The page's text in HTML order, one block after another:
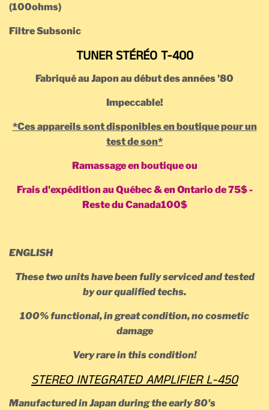
(100ohms)
Filtre Subsonic
TUNER STÉRÉO T-400
Fabriqué au Japon au début des années '80
Impeccable!
*Ces appareils sont disponibles en boutique pour un
test de son*
Ramassage en boutique ou
Frais d'expédition au Québec & en Ontario de 75$ -
Reste du Canada100$
ENGLISH
These two units have been fully serviced and tested
by our qualified techs.
100% functional, in great condition, no cosmetic
damage
Very rare in this condition!
STEREO INTEGRATED AMPLIFIER L-450
Manufactured in Japan during the early 80's